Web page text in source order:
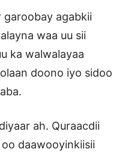
garoobay agabkii
waa uu sii
ka walwalayaa
doono iyo sidoo
ah. Quraacdii
daawooyinkiisii